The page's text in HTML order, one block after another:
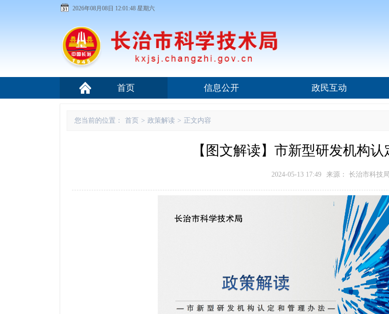
2026年08月08日 12:01:50 星期六
首页 信息公开 政民互动
您当前的位置： 首页 > 政策解读 > 正文内容
【图文解读】市新型研发机构
2024-05-13 17:49 来源： 长治市科技局